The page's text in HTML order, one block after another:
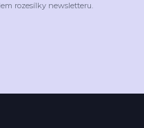
rozesílky newsletteru.